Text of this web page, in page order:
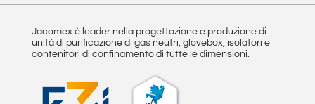
Jacomex è leader nella progettazione e produzione di
unità di purificazione di gas neutri, glovebox, isolatori e
contenitori di confinamento di tutte le dimensioni.